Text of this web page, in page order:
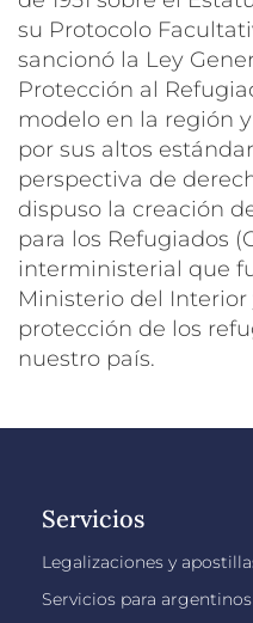
su Protocolo
sancionó la Ley
Protección al
modelo en la región
por sus altos
perspectiva de
dispuso la creación
para los Refugiados
interministerial que
Ministerio del
protección de los
nuestro país.
Servicios
Legalizaciones y
Servicios para